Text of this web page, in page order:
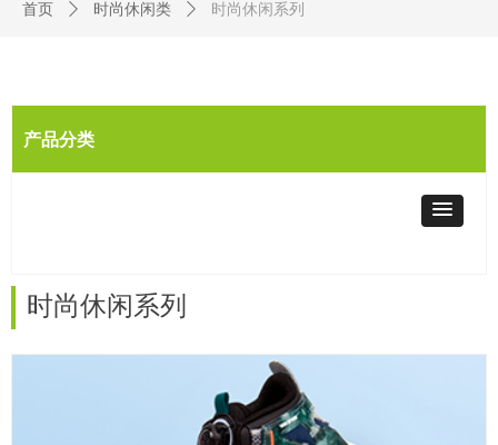
首页 ꄲ 时尚休闲类 ꄲ 时尚休闲系列
产品分类
时尚休闲系列